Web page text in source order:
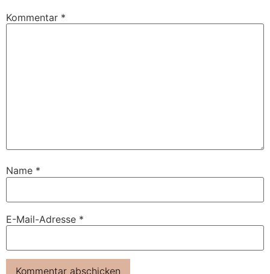
Kommentar *
Name *
E-Mail-Adresse *